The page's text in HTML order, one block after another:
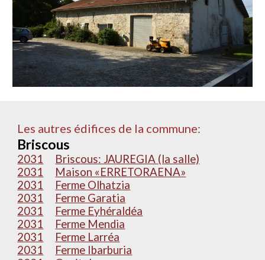
Les autres édifices de la commune:
Briscous
2031
Briscous: JAUREGIA (la salle)
2031
Maison «ERRETORAENA»
2031
Ferme Olhatzia
2031
Ferme Garatia
2031
Ferme Eyhéraldéa
2031
Ferme Mendia
2031
Ferme Larréa
2031
Ferme Ibarburia